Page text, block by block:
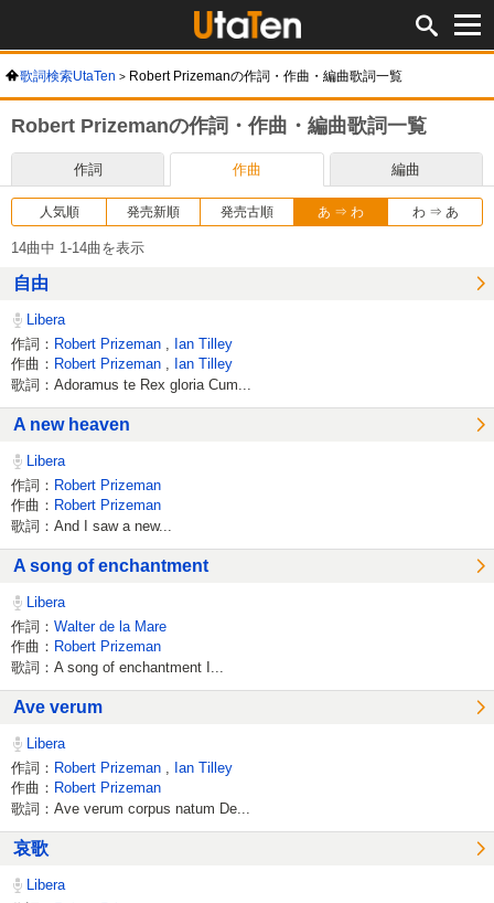
歌詞検索UtaTen Robert Prizemanの作詞・作曲・編曲歌詞一覧
Robert Prizemanの作詞・作曲・編曲歌詞一覧
作詞 作曲 編曲
人気順 発売新順 発売古順 あ ⇒ わ わ ⇒ あ
14曲中 1-14曲を表示
自由
Libera
作詞： Robert Prizeman
Ian Tilley
作曲： Robert Prizeman Ian Tilley
歌詞：Adoramus te Rex gloria Cum...
A new heaven
Libera
作詞： Robert Prizeman
作曲： Robert Prizeman
歌詞：And I saw a new...
A song of enchantment
Libera
作詞： Walter de la Mare
作曲： Robert Prizeman
歌詞：A song of enchantment I...
Ave verum
Libera
作詞： Robert Prizeman
Ian Tilley
作曲： Robert Prizeman
歌詞：Ave verum corpus natum De...
哀歌
Libera